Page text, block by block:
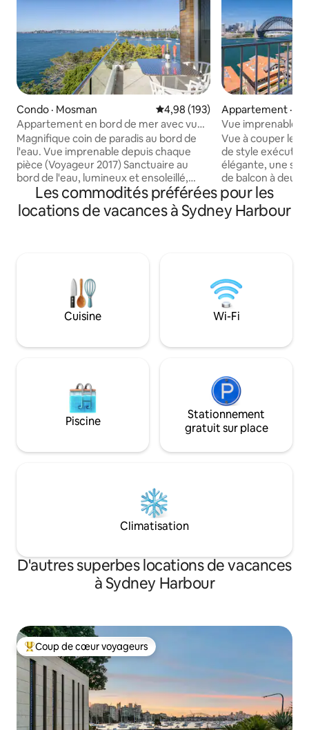
Condo · Mosman Note moyenne de 4,98 sur 5,
4,98 (193)
Appartement en bord de mer avec vue
panoramique imprenable
Magnifique coin de paradis au bord de
l'eau. Vue imprenable depuis chaque
pièce (Voyageur 2017) Sanctuaire au
bord de l'eau, lumineux et ensoleillé,
idyllique. Bureau à domicile séparé Tout
le linge de maison et le logement sont
nettoyés par des professionnels. Balcon
voiture 1,7 mètre Bus et ferry à
proximité Feux d'artifice souvent vus,
spectaculaires le soir du Nouvel An et le
jour de l'Australie. Paisible le jour,
– vous ne voudrez pas partir !
Appartement ·
Vue imprenable
Vue à couper le
de style exécutif,
élégante, une
de balcon à deux
vue à l'intérieur !
un ascenseur),
longueur avec
d'un
appartement
trouve à
de la gare de
Les commodités préférées pour les
locations de vacances à Sydney Harbour
Cuisine Wi-Fi
Piscine
Stationnement
gratuit sur place
Climatisation
D'autres superbes locations de vacances
à Sydney Harbour
Coup de cœur voyageurs parmi les plus aimés
Coup de cœur voyageurs